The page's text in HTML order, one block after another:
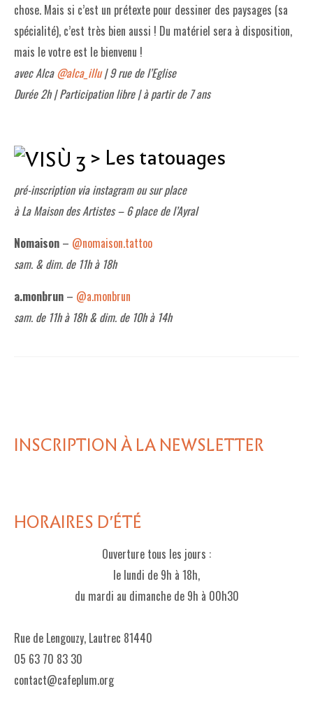
chose. Mais si c’est un prétexte pour dessiner des paysages (sa
spécialité), c’est très bien aussi ! Du matériel sera à disposition,
mais le votre est le bienvenu !
avec Alca@alca_illu| 9 rue de l’Eglise
Durée 2h | Participation libre | à partir de 7 ans
> Les tatouages
pré-inscription via instagram ou sur place
à La Maison des Artistes – 6 place de l’Ayral
Nomaison – @nomaison.tattoo
sam. & dim. de 11h à 18h
a.monbrun – @a.monbrun
sam. de 11h à 18h & dim. de 10h à 14h
INSCRIPTION À LA NEWSLETTER
HORAIRES D'ÉTÉ
Ouverture tous les jours :
le lundi de 9h à 18h,
du mardi au dimanche de 9h à 00h30
Rue de Lengouzy, Lautrec 81440
05 63 70 83 30
contact@cafeplum.org